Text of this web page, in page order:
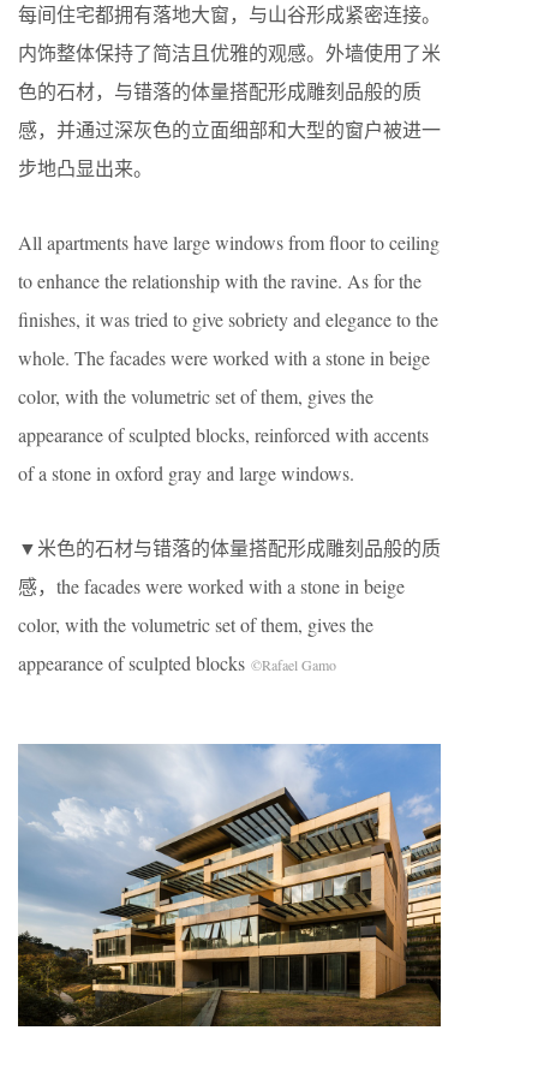
每间住宅都拥有落地大窗，与山谷形成紧密连接。
内饰整体保持了简洁且优雅的观感。外墙使用了米
色的石材，与错落的体量搭配形成雕刻品般的质
感，并通过深灰色的立面细部和大型的窗户被进一
步地凸显出来。
All apartments have large windows from floor to ceiling
to enhance the relationship with the ravine. As for the
finishes, it was tried to give sobriety and elegance to the
whole. The facades were worked with a stone in beige
color, with the volumetric set of them, gives the
appearance of sculpted blocks, reinforced with accents
of a stone in oxford gray and large windows.
▼米色的石材与错落的体量搭配形成雕刻品般的质
感，the facades were worked with a stone in beige
color, with the volumetric set of them, gives the
appearance of sculpted blocks ©Rafael Gamo